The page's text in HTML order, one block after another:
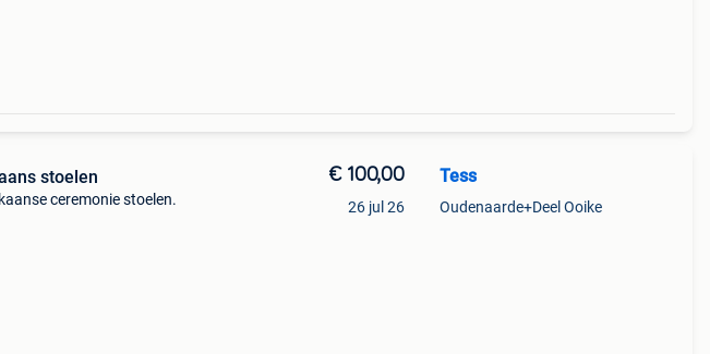
stoelen
ceremonie stoelen.
€ 100,00
26 jul 26
Tess
Oudenaarde+Deel Ooike